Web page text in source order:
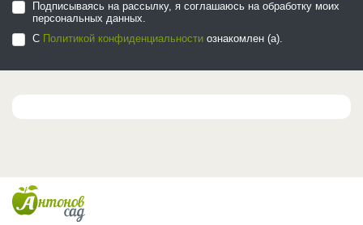
Подписываясь на рассылку, я соглашаюсь на обработку моих
персональных данных.
С Политикой конфиденциальности ознакомлен (а).